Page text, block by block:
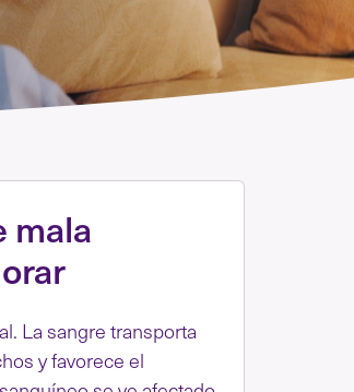
mala
La sangre transporta
y favorece el